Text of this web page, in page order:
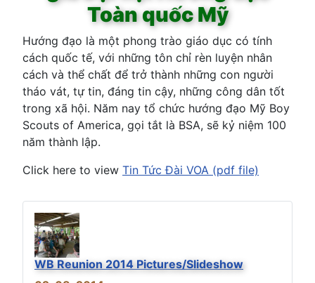
Toàn quốc Mỹ
Hướng đạo là một phong trào giáo dục có tính
cách quốc tế, với những tôn chỉ rèn luyện nhân
cách và thể chất để trở thành những con người
tháo vát, tự tin, đáng tin cậy, những công dân tốt
trong xã hội. Năm nay tổ chức hướng đạo Mỹ Boy
Scouts of America, gọi tắt là BSA, sẽ kỷ niệm 100
năm thành lập.
Click here to view Tin Tức Đài VOA (pdf file)
WB Reunion 2014 Pictures/Slideshow